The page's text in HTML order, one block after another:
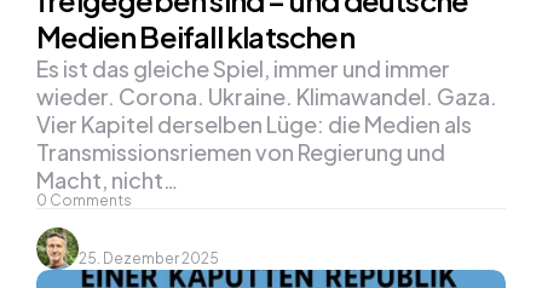
Medien Beifall klatschen
0 Comments
Es ist das gleiche Spiel, immer und immer
wieder. Corona. Ukraine. Klimawandel. Gaza.
Vier Kapitel derselben Lüge: die Medien als
Transmissionsriemen von Regierung und
Macht, nicht…
25. Dezember 2025